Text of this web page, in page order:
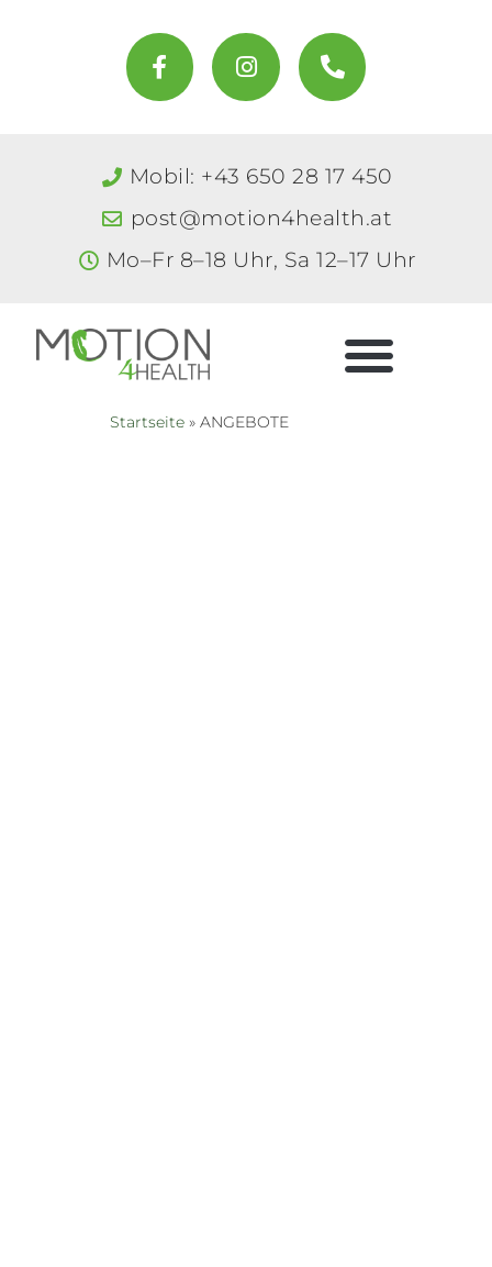
F
a
c
o
o
k
f
I
n
s
g
r
a
P
h
o
-
a
l
Mobil: +43 650 28 17 450
post@motion4health.at
Mo–Fr 8–18 Uhr, Sa 12–17 Uhr
Startseite ANGEBOTE